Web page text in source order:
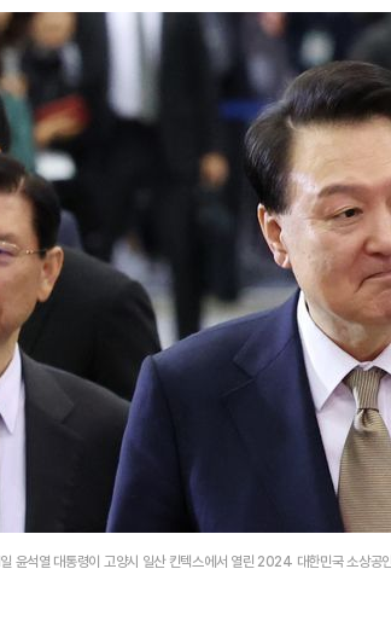
윤석열 대통령이 고양시 일산 킨텍스에서 열린 2024 대한민국 소상